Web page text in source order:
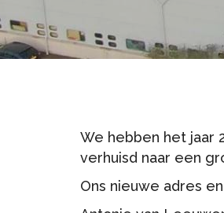
We hebben het jaar
verhuisd naar een
Ons nieuwe adres